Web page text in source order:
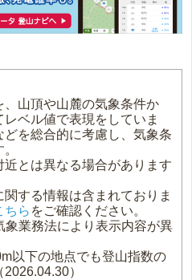
山頂や山麓の気象条件か
ベル値で表現をしていま
を総合的に考慮し、気象条
とは異なる場合があります
する情報は含まれておりま
ちら をご確認ください。
業務法により表示内容が異
以下の地点でも登山指数の
）